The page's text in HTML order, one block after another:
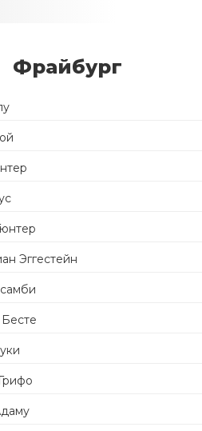
Фрайбург
Эггестейн